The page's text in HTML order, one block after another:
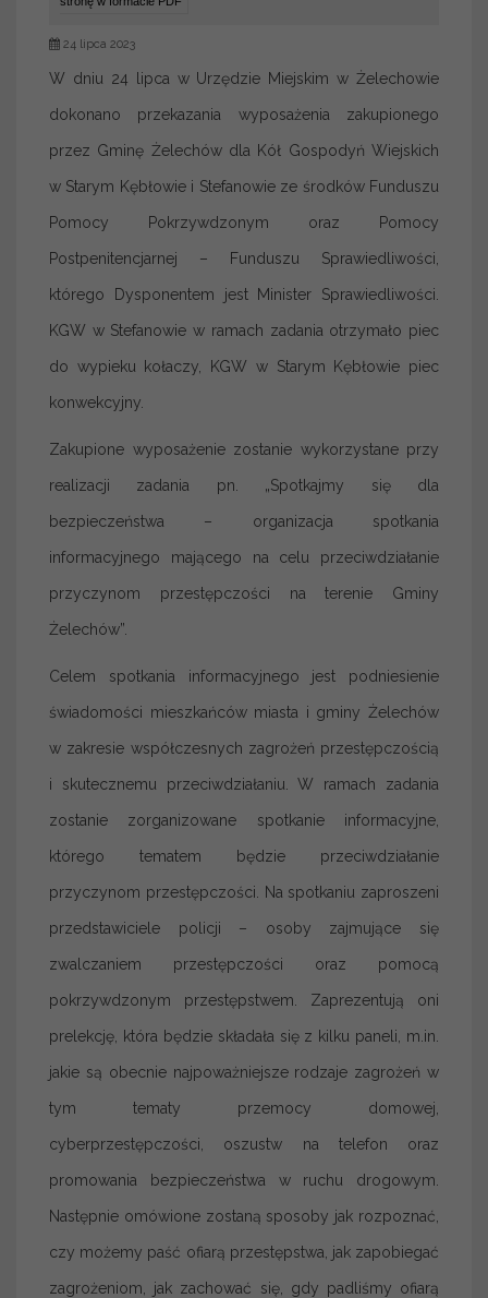
24 lipca 2023
W dniu 24 lipca w Urzędzie Miejskim w Żelechowie
dokonano przekazania wyposażenia zakupionego
przez Gminę Żelechów dla Kół Gospodyń Wiejskich
w Starym Kębłowie i Stefanowie ze środków Funduszu
Pomocy Pokrzywdzonym oraz Pomocy
Postpenitencjarnej – Funduszu Sprawiedliwości,
którego Dysponentem jest Minister Sprawiedliwości.
KGW w Stefanowie w ramach zadania otrzymało piec
do wypieku kołaczy, KGW w Starym Kębłowie piec
konwekcyjny.
Zakupione wyposażenie zostanie wykorzystane przy
realizacji zadania pn. „Spotkajmy się dla
bezpieczeństwa – organizacja spotkania
informacyjnego mającego na celu przeciwdziałanie
przyczynom przestępczości na terenie Gminy
Żelechów”.
Celem spotkania informacyjnego jest podniesienie
świadomości mieszkańców miasta i gminy Żelechów
w zakresie współczesnych zagrożeń przestępczością
i skutecznemu przeciwdziałaniu. W ramach zadania
zostanie zorganizowane spotkanie informacyjne,
którego tematem będzie przeciwdziałanie
przyczynom przestępczości. Na spotkaniu zaproszeni
przedstawiciele policji – osoby zajmujące się
zwalczaniem przestępczości oraz pomocą
pokrzywdzonym przestępstwem. Zaprezentują oni
prelekcję, która będzie składała się z kilku paneli, m.in.
jakie są obecnie najpoważniejsze rodzaje zagrożeń w
tym tematy przemocy domowej,
cyberprzestępczości, oszustw na telefon oraz
promowania bezpieczeństwa w ruchu drogowym.
Następnie omówione zostaną sposoby jak rozpoznać,
czy możemy paść ofiarą przestępstwa, jak zapobiegać
zagrożeniom, jak zachować się, gdy padliśmy ofiarą